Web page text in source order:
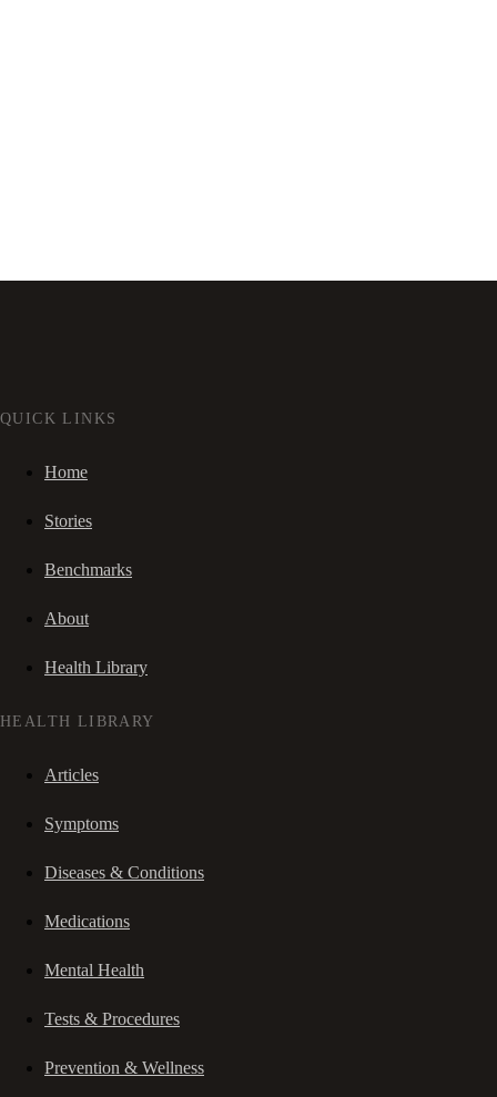
QUICK LINKS
Home
Stories
Benchmarks
About
Health Library
HEALTH LIBRARY
Articles
Symptoms
Diseases & Conditions
Medications
Mental Health
Tests & Procedures
Prevention & Wellness